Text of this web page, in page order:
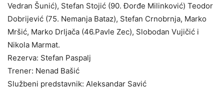
Vedran Šunić), Stefan Stojić (90. Đorđe Milinković) Teodor
Dobrijević (75. Nemanja Bataz), Stefan Crnobrnja, Marko
Mršić, Marko Drljača (46.Pavle Zec), Slobodan Vujičić i
Nikola Marmat.
Rezerva: Stefan Paspalj
Trener: Nenad Bašić
Službeni predstavnik: Aleksandar Savić